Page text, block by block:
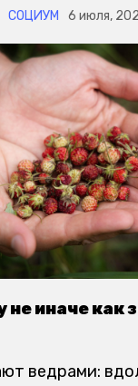
СОЦИУМ 6 июля,
не иначе как
ведрами: